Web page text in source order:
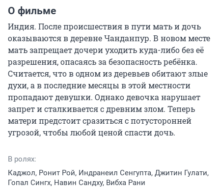
О фильме
Индия. После происшествия в пути мать и дочь
оказываются в деревне Чанданпур. В новом месте
мать запрещает дочери уходить куда-либо без её
разрешения, опасаясь за безопасность ребёнка.
Считается, что в одном из деревьев обитают злые
духи, а в последние месяцы в этой местности
пропадают девушки. Однако девочка нарушает
запрет и сталкивается с древним злом. Теперь
матери предстоит сразиться с потусторонней
угрозой, чтобы любой ценой спасти дочь.
В ролях:
Каджол, Ронит Рой, Индранеил Сенгупта, Джитин Гулати,
Гопал Сингх, Навин Сандху, Вибха Рани